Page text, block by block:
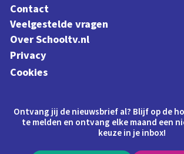
Contact
Veelgestelde vragen
Over Schooltv.nl
Privacy
Cookies
Ontvang jij de nieuwsbrief al? Blijf op de
te melden en ontvang elke maand een
keuze in je inbox!